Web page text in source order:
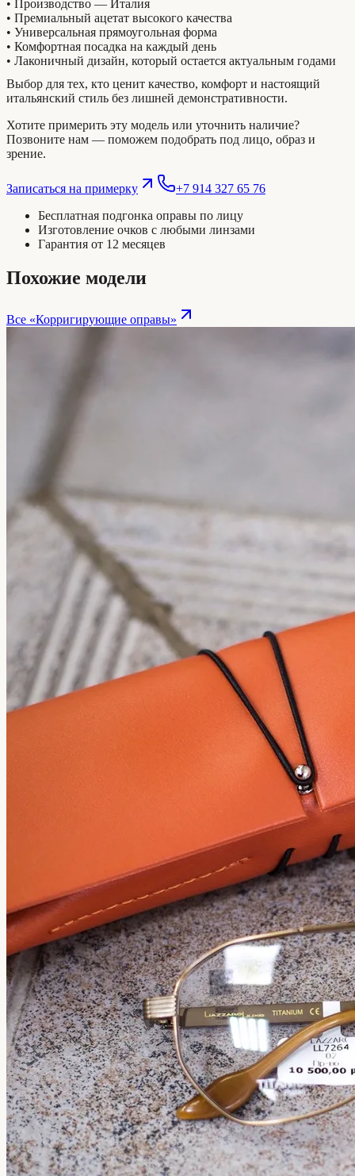
• Производство — Италия
• Премиальный ацетат высокого качества
• Универсальная прямоугольная форма
• Комфортная посадка на каждый день
• Лаконичный дизайн, который остается актуальным годами
Выбор для тех, кто ценит качество, комфорт и настоящий
итальянский стиль без лишней демонстративности.
Хотите примерить эту модель или уточнить наличие?
Позвоните нам — поможем подобрать под лицо, образ и
зрение.
Записаться на примерку
+7 914 327 65 76
Бесплатная подгонка оправы по лицу
Изготовление очков с любыми линзами
Гарантия от 12 месяцев
Похожие модели
Все «Корригирующие оправы»